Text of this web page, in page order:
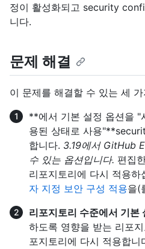
정이 활성화되고 security
니다.
문제 해결
이 문제를 해결할 수 있는 세
**에서 기본 설정 옵션을 "
용된 상태로 사용
합니다. 3.19에서 GitHub
수 있는 옵션입니다. 편집
리포지토리에 다시 적용하
자 지정 보안 구성 적용을(
리포지토리 수준에서 기본
하도록 영향을 받는 리포
포지토리에 다시 적용합